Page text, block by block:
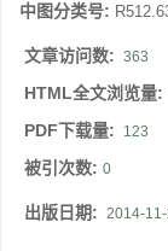
中图分类号:
文章访问数: 363
HTML全文浏览量:
PDF下载量: 123
被引次数: 0
出版日期: 2014-